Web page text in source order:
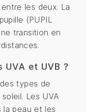
les deux. La
(PUPIL
transition en
et UVB ?
types de
Les UVA
la peau et les